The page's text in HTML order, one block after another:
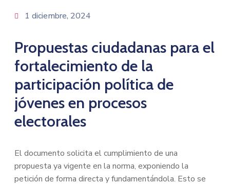
1 diciembre, 2024
Propuestas ciudadanas para el
fortalecimiento de la
participación política de
jóvenes en procesos
electorales
El documento solicita el cumplimiento de una
propuesta ya vigente en la norma, exponiendo la
petición de forma directa y fundamentándola. Esto se